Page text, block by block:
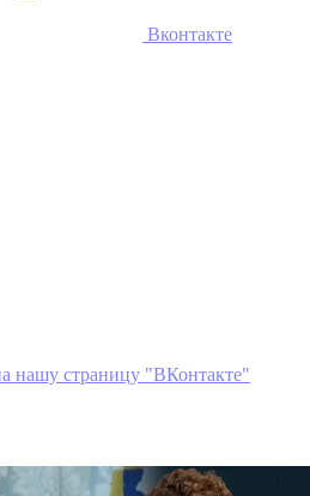
Вконтакте
нашу страницу "ВКонтакте"